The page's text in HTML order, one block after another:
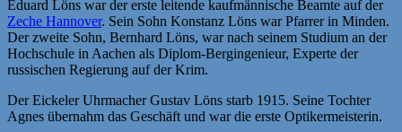
Eduard Löns war der erste leitende kaufmännische Beamte auf der
Zeche Hannover. Sein Sohn Konstanz Löns war Pfarrer in Minden.
Der zweite Sohn, Bernhard Löns, war nach seinem Studium an der
Hochschule in Aachen als Diplom-Bergingenieur, Experte der
russischen Regierung auf der Krim.
Der Eickeler Uhrmacher Gustav Löns starb 1915. Seine Tochter
Agnes übernahm das Geschäft und war die erste Optikermeisterin.